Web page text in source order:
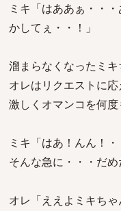
ミキ「はああぁ・・
かしてぇ・・！」
溜まらなくなったミキ
オレはリクエストに
激しくオマンコを何度
ミキ「はあ！んん！
そんな急に・・・だ
オレ「ええよミキち